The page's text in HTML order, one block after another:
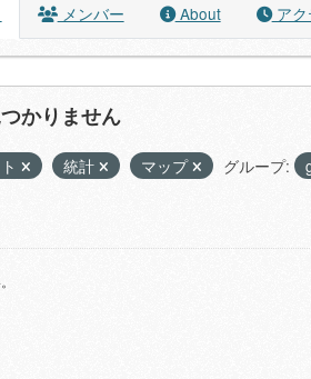
メンバー About アク
かりません
統計 マップ グループ: